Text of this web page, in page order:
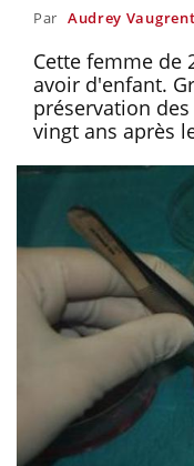
Par Audrey
Cette femme de
avoir d'enfant.
préservation
vingt ans après